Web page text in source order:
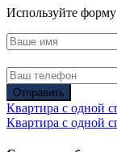
Используйте
Отправить
Квартира с одной
Квартира с одной